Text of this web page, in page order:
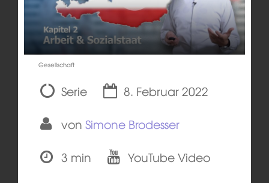
Gesellschaft
Serie
8. Februar 2022
von Simone Brodesser
3 min
YouTube Video